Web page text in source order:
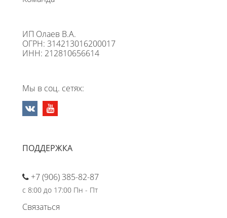
ИП Олаев В.А.
ОГРН: 314213016200017
ИНН: 212810656614
Мы в соц. сетях:
ПОДДЕРЖКА
+7 (906) 385-82-87
с 8:00 до 17:00 Пн - Пт
Связаться